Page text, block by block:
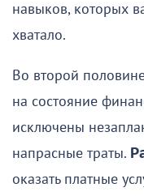
навыков, которых
хватало.
Во второй
на состояние
исключены
напрасные траты.
оказать платные